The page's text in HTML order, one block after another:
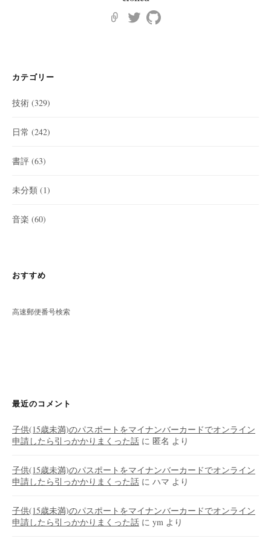
カテゴリー
技術 (329)
日常 (242)
書評 (63)
未分類 (1)
音楽 (60)
おすすめ
高速郵便番号検索
最近のコメント
子供(15歳未満)のパスポートをマイナンバーカードでオンライン
申請したら引っかかりまくった話 に 匿名 より
子供(15歳未満)のパスポートをマイナンバーカードでオンライン
申請したら引っかかりまくった話 に ハマ より
子供(15歳未満)のパスポートをマイナンバーカードでオンライン
申請したら引っかかりまくった話 に ym より